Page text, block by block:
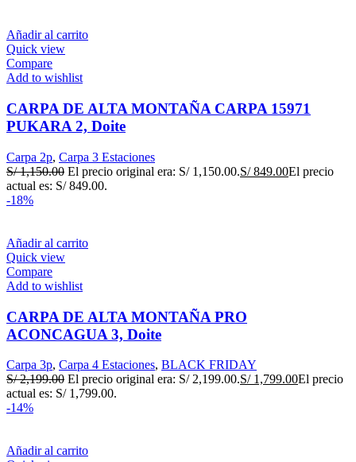
Añadir al carrito
Quick view
Compare
Add to wishlist
CARPA DE ALTA MONTAÑA CARPA 15971
PUKARA 2, Doite
Carpa 2p, Carpa 3 Estaciones
S/1,150.00 El precio original era: S/ 1,150.00.S/849.00El precio
actual es: S/ 849.00.
-18%
Añadir al carrito
Quick view
Compare
Add to wishlist
CARPA DE ALTA MONTAÑA PRO
ACONCAGUA 3, Doite
Carpa 3p, Carpa 4 Estaciones, BLACK FRIDAY
S/2,199.00 El precio original era: S/ 2,199.00.S/1,799.00El precio
actual es: S/ 1,799.00.
-14%
Añadir al carrito